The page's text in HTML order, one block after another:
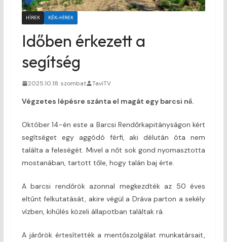
HÍREK KÉK-HÍREK
Időben érkezett a
segítség
2025.10.18. szombat TaviTV
Végzetes lépésre szánta el magát egy barcsi nő.
Október 14-én este a Barcsi Rendőrkapitányságon kért
segítséget egy aggódó férfi, aki délután óta nem
találta a feleségét. Mivel a nőt sok gond nyomasztotta
mostanában, tartott tőle, hogy talán baj érte.
A barcsi rendőrök azonnal megkezdték az 50 éves
eltűnt felkutatását, akire végül a Dráva parton a sekély
vízben, kihűlés közeli állapotban találtak rá.
A járőrök értesítették a mentőszolgálat munkatársait,